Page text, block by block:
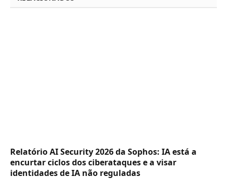
Relatório AI Security 2026 da Sophos: IA está a
encurtar ciclos dos ciberataques e a visar
identidades de IA não reguladas